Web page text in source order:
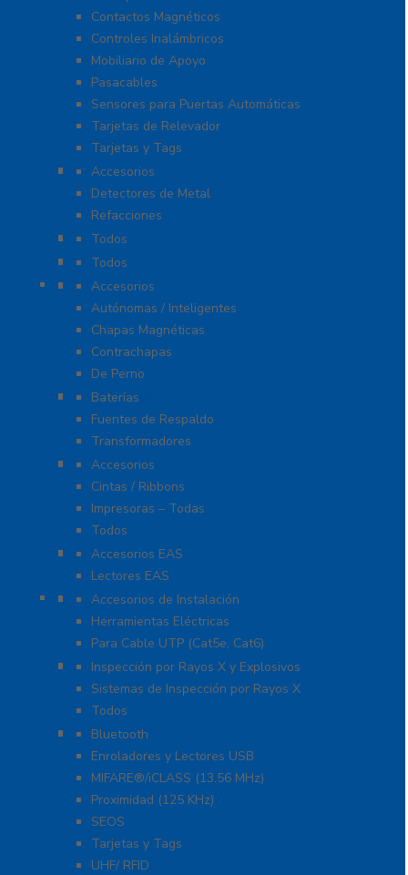
Contactos Magnéticos
Controles Inalámbricos
Mobiliario de Apoyo
Pasacables
Sensores para Puertas Automáticas
Tarjetas de Relevador
Tarjetas y Tags
Detectores De Metal
Accesorios
Detectores de Metal
Refacciones
Control De Rondas Para Vigilantes
Todos
Equipo Blindado
Todos
Cerraduras
Accesorios
Autónomas / Inteligentes
Chapas Magnéticas
Contrachapas
De Perno
Fuentes de Alimentación
Baterías
Fuentes de Respaldo
Transformadores
Identificación y Credencialización
Accesorios
Cintas / Ribbons
Impresoras – Todas
Todos
Protección Contra Descargas
Accesorios EAS
Lectores EAS
Herramientas
Accesorios de Instalación
Herramientas Eléctricas
Para Cable UTP (Cat5e, Cat6)
Inspección por Rayos X y Explosivos
Inspección por Rayos X y Explosivos
Sistemas de Inspección por Rayos X
Todos
Lectoras y Tarjetas
Bluetooth
Enroladores y Lectores USB
MIFARE®/iCLASS (13.56 MHz)
Proximidad (125 KHz)
SEOS
Tarjetas y Tags
UHF/ RFID